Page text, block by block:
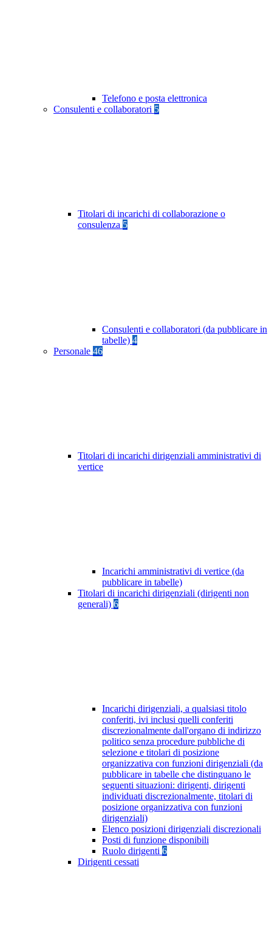
Telefono e posta elettronica
Consulenti e collaboratori 5
Titolari di incarichi di collaborazione o
consulenza 5
Consulenti e collaboratori (da pubblicare in
tabelle) 4
Personale 46
Titolari di incarichi dirigenziali amministrativi di
vertice
Incarichi amministrativi di vertice (da
pubblicare in tabelle)
Titolari di incarichi dirigenziali (dirigenti non
generali) 6
Incarichi dirigenziali, a qualsiasi titolo
conferiti, ivi inclusi quelli conferiti
discrezionalmente dall'organo di indirizzo
politico senza procedure pubbliche di
selezione e titolari di posizione
organizzativa con funzioni dirigenziali (da
pubblicare in tabelle che distinguano le
seguenti situazioni: dirigenti, dirigenti
individuati discrezionalmente, titolari di
posizione organizzativa con funzioni
dirigenziali)
Elenco posizioni dirigenziali discrezionali
Posti di funzione disponibili
Ruolo dirigenti 6
Dirigenti cessati